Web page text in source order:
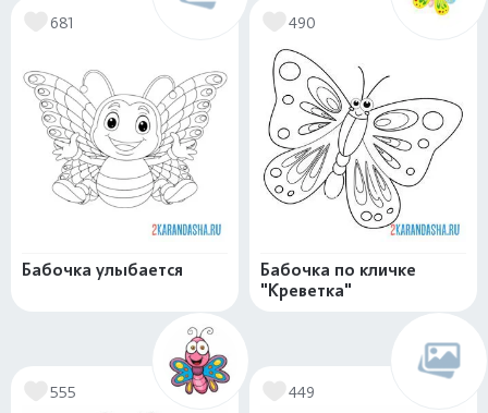
681
Бабочка улыбается
490
Бабочка по кличке
"Креветка"
555 449